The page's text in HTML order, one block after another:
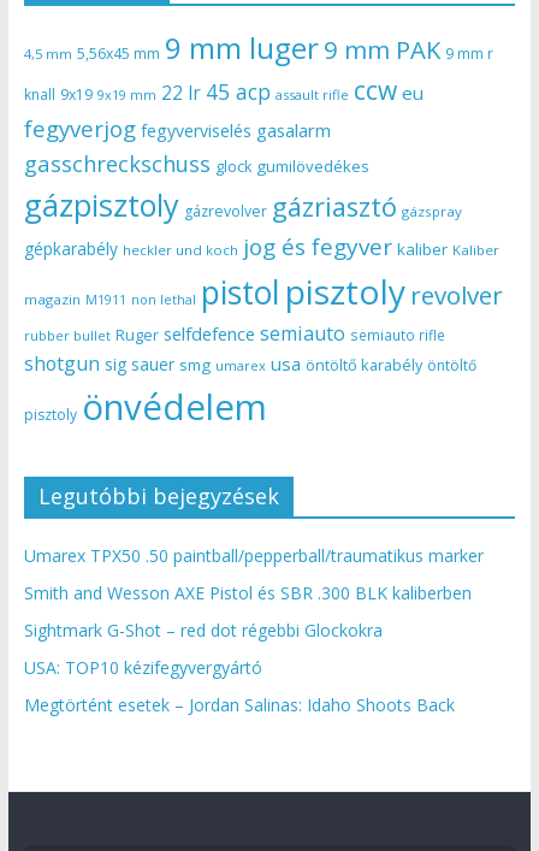
4,5 mm 5,56x45 mm 9 mm luger9 mm PAK 9 mm r
knall 9x19 9x19 mm 22 lr 45 acp assault rifle ccw eu
fegyverjog fegyverviselés gasalarm
gasschreckschuss glock gumilövedékes
gázpisztoly gázrevolver gázriasztó gázspray
gépkarabély heckler und koch jog és fegyver kaliber Kaliber
magazin M1911 non lethal pistol pisztoly revolver
rubber bullet Ruger selfdefence semiauto semiauto rifle
shotgun sig sauer smg umarex usa öntöltő karabély öntöltő
pisztoly önvédelem
Legutóbbi bejegyzések
Umarex TPX50 .50 paintball/pepperball/traumatikus marker
Smith and Wesson AXE Pistol és SBR .300 BLK kaliberben
Sightmark G-Shot – red dot régebbi Glockokra
USA: TOP10 kézifegyvergyártó
Megtörtént esetek – Jordan Salinas: Idaho Shoots Back